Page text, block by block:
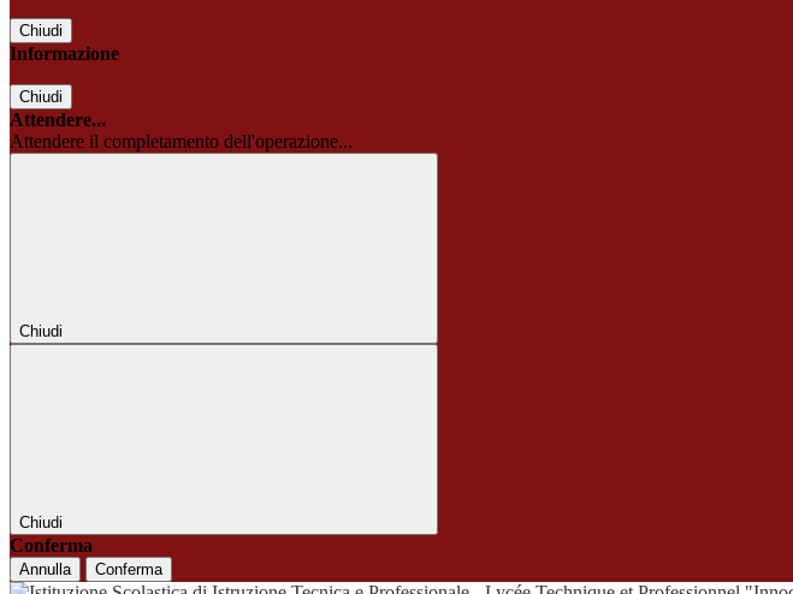
Chiudi
Informazione
Chiudi
Attendere...
Attendere il completamento dell'operazione...
Chiudi
Chiudi
Conferma
Annulla Conferma